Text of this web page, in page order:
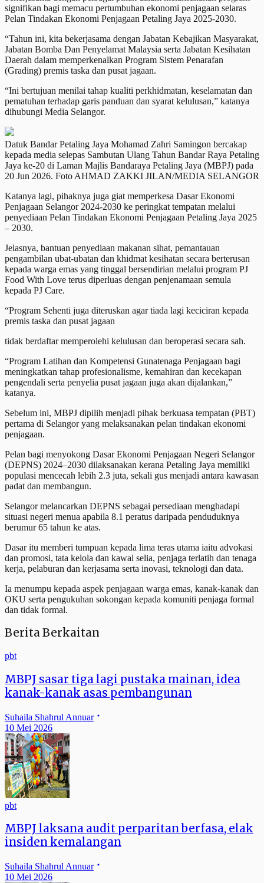
signifikan bagi memacu pertumbuhan ekonomi penjagaan selaras
Pelan Tindakan Ekonomi Penjagaan Petaling Jaya 2025-2030.
“Tahun ini, kita bekerjasama dengan Jabatan Kebajikan Masyarakat,
Jabatan Bomba Dan Penyelamat Malaysia serta Jabatan Kesihatan
Daerah dalam memperkenalkan Program Sistem Penarafan
(Grading) premis taska dan pusat jagaan.
“Ini bertujuan menilai tahap kualiti perkhidmatan, keselamatan dan
pematuhan terhadap garis panduan dan syarat kelulusan,” katanya
dihubungi Media Selangor.
Datuk Bandar Petaling Jaya Mohamad Zahri Samingon bercakap
kepada media selepas Sambutan Ulang Tahun Bandar Raya Petaling
Jaya ke-20 di Laman Majlis Bandaraya Petaling Jaya (MBPJ) pada
20 Jun 2026. Foto AHMAD ZAKKI JILAN/MEDIA SELANGOR
Katanya lagi, pihaknya juga giat memperkesa Dasar Ekonomi
Penjagaan Selangor 2024-2030 ke peringkat tempatan melalui
penyediaan Pelan Tindakan Ekonomi Penjagaan Petaling Jaya 2025
– 2030.
Jelasnya, bantuan penyediaan makanan sihat, pemantauan
pengambilan ubat-ubatan dan khidmat kesihatan secara berterusan
kepada warga emas yang tinggal bersendirian melalui program PJ
Food With Love terus diperluas dengan penjenamaan semula
kepada PJ Care.
“Program Sehenti juga diteruskan agar tiada lagi keciciran kepada
premis taska dan pusat jagaan
tidak berdaftar memperolehi kelulusan dan beroperasi secara sah.
“Program Latihan dan Kompetensi Gunatenaga Penjagaan bagi
meningkatkan tahap profesionalisme, kemahiran dan kecekapan
pengendali serta penyelia pusat jagaan juga akan dijalankan,”
katanya.
Sebelum ini, MBPJ dipilih menjadi pihak berkuasa tempatan (PBT)
pertama di Selangor yang melaksanakan pelan tindakan ekonomi
penjagaan.
Pelan bagi menyokong Dasar Ekonomi Penjagaan Negeri Selangor
(DEPNS) 2024–2030 dilaksanakan kerana Petaling Jaya memiliki
populasi mencecah lebih 2.3 juta, sekali gus menjadi antara kawasan
padat dan membangun.
Selangor melancarkan DEPNS sebagai persediaan menghadapi
situasi negeri menua apabila 8.1 peratus daripada penduduknya
berumur 65 tahun ke atas.
Dasar itu memberi tumpuan kepada lima teras utama iaitu advokasi
dan promosi, tata kelola dan kawal selia, penjaga terlatih dan tenaga
kerja, pelaburan dan kerjasama serta inovasi, teknologi dan data.
Ia menumpu kepada aspek penjagaan warga emas, kanak-kanak dan
OKU serta pengukuhan sokongan kepada komuniti penjaga formal
dan tidak formal.
Berita Berkaitan
pbt
MBPJ sasar tiga lagi pustaka mainan, idea
kanak-kanak asas pembangunan
Suhaila Shahrul Annuar
10 Mei 2026
pbt
MBPJ laksana audit perparitan berfasa, elak
insiden kemalangan
Suhaila Shahrul Annuar
10 Mei 2026